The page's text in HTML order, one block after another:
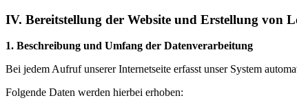
IV. Bereitstellung der Website und Erstellung von
1. Beschreibung und Umfang der Datenverarbeitung
Bei jedem Aufruf unserer Internetseite erfasst unser System
Folgende Daten werden hierbei erhoben: